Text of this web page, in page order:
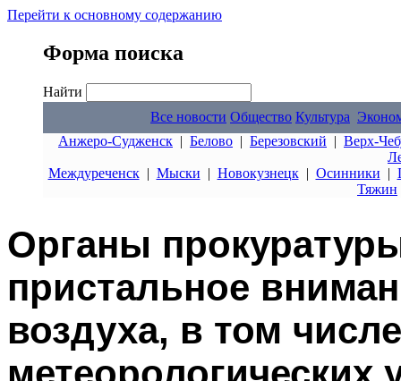
Перейти к основному содержанию
Форма поиска
Найти
Все новости Общество Культура
Анжеро-Судженск | Белово | Березовский | Верх-
Междуреченск| Мыски | Новокузнецк| Осинники |
Тяжин
Органы
пристальное
воздуха, в том